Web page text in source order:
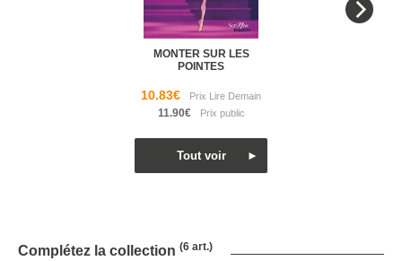
MONTER SUR LES
POINTES
10.83€
11.90€
Complétez la collection (6 art.)